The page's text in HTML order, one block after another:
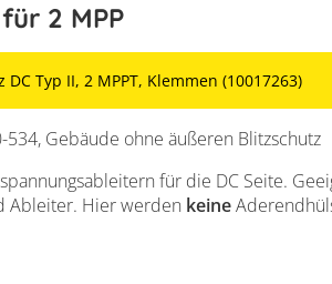
2 MPP
Typ II, 2 MPPT, Klemmen (10017263)
Gebäude ohne äußeren Blitzschutz
für die DC Seite.
Ableiter. Hier werden keine